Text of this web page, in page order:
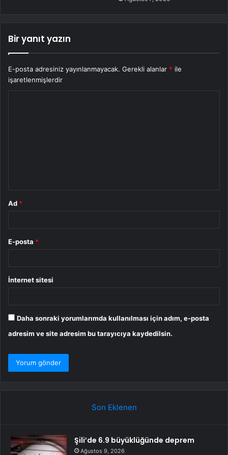
Bir yanıt yazın
E-posta adresiniz yayınlanmayacak. Gerekli alanlar * ile
işaretlenmişlerdir
Ad *
E-posta *
İnternet sitesi
Daha sonraki yorumlarımda kullanılması için adım, e-posta
adresim ve site adresim bu tarayıcıya kaydedilsin.
Son Eklenen
Şili’de 6.9 büyüklüğünde deprem
Ağustos 9, 2026